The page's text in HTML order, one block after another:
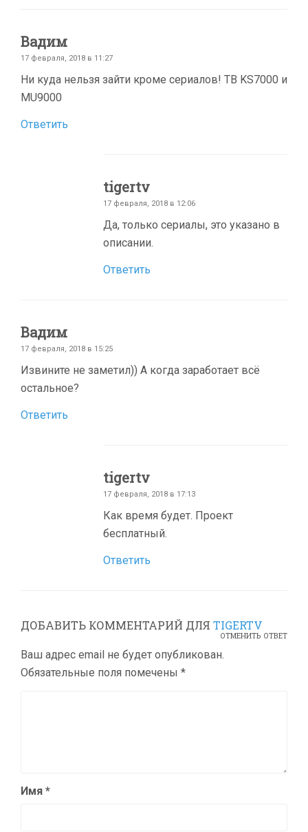
Вадим
17 февраля, 2018 в 11:27
Ни куда нельзя зайти кроме сериалов! ТВ KS7000 и
MU9000
Ответить
tigertv
17 февраля, 2018 в 12:06
Да, только сериалы, это указано в
описании.
Ответить
Вадим
17 февраля, 2018 в 15:25
Извините не заметил)) А когда заработает всё
остальное?
Ответить
tigertv
17 февраля, 2018 в 17:13
Как время будет. Проект
бесплатный.
Ответить
ДОБАВИТЬ КОММЕНТАРИЙ ДЛЯ TIGERTV
ОТМЕНИТЬ ОТВЕТ
Ваш адрес email не будет опубликован.
Обязательные поля помечены *
Имя *